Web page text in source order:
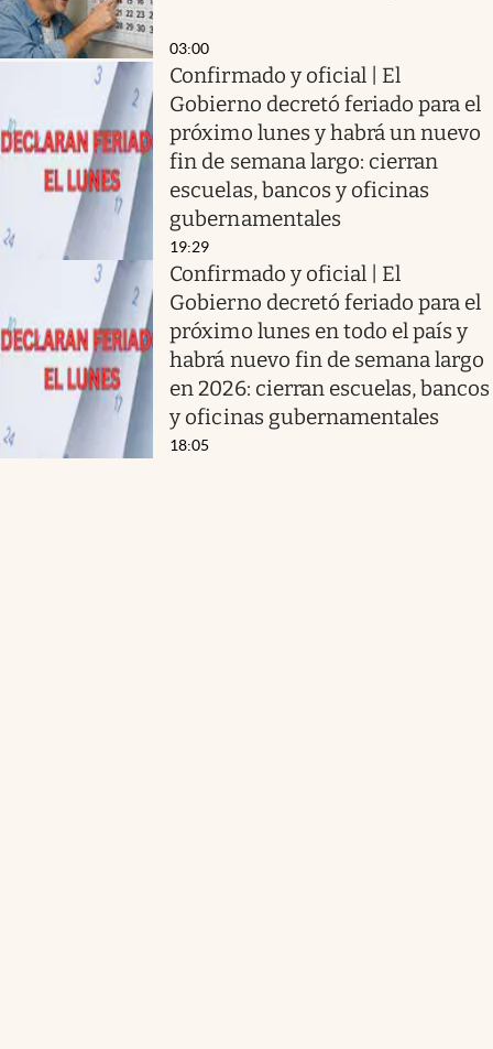
03:00
Confirmado y oficial | El
Gobierno decretó feriado para el
próximo lunes y habrá un nuevo
fin de semana largo: cierran
escuelas, bancos y oficinas
gubernamentales
19:29
Confirmado y oficial | El
Gobierno decretó feriado para el
próximo lunes en todo el país y
habrá nuevo fin de semana largo
en 2026: cierran escuelas, bancos
y oficinas gubernamentales
18:05